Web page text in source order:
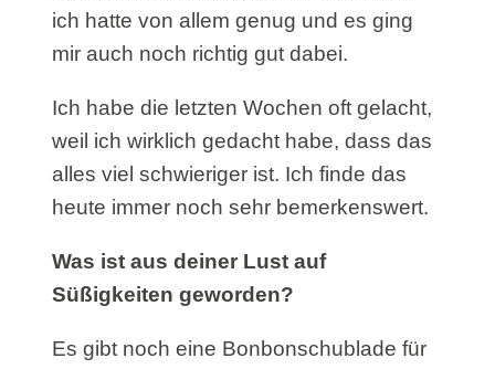
ich hatte von allem genug und es ging
mir auch noch richtig gut dabei.
Ich habe die letzten Wochen oft gelacht,
weil ich wirklich gedacht habe, dass das
alles viel schwieriger ist. Ich finde das
heute immer noch sehr bemerkenswert.
Was ist aus deiner Lust auf
Süßigkeiten geworden?
Es gibt noch eine Bonbonschublade für